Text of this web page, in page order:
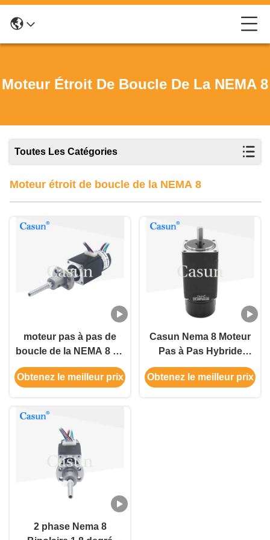
Moteur Étroit De Boucle De La NEMA 8
Toutes Les Catégories
Moteur étroit de boucle de la NEMA 8
moteur pas à pas de
boucle de la NEMA 8 de
20×20×27.5mm de
moteur de vis étroite de
Obtenez le meilleur prix
Casun Nema 8 Moteur
Pas à Pas Hybride
18mN.M 20x20x30mm
Avec Encodeur
Obtenez le meilleur prix
2 phase Nema 8